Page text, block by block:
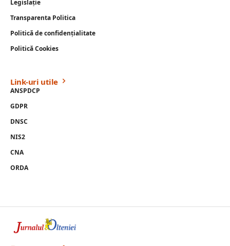
Legislație
Transparenta Politica
Politică de confidențialitate
Politică Cookies
Link-uri utile
ANSPDCP
GDPR
DNSC
NIS2
CNA
ORDA